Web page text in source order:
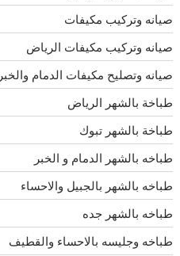
صيانه وتركيب مكيفات
صيانه وتركيب مكيفات الرياض
صيانه وتصليح مكيفات الدمام والخبر
طباخة بالشهر الرياض
طباخة بالشهر تبوك
طباخه بالشهر الدمام و الخبر
طباخه بالشهر بالجبيل والاحساء
طباخه بالشهر جده
طباخه وجليسه بالاحساء والقطيف